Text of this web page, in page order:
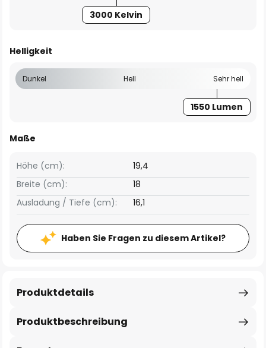
3000 Kelvin
Helligkeit
Dunkel Hell Sehr hell
1550 Lumen
Maße
Breite (cm): 18
Höhe (cm): 19,4
Ausladung / Tiefe (cm): 16,1
Haben Sie Fragen zu diesem Artikel?
Produktbeschreibung
Produktdetails